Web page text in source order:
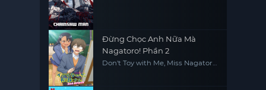
Đừng Chọc Anh Nữa Mà
Nagatoro! Phần 2
Don't Toy with Me, Miss Nagatoro